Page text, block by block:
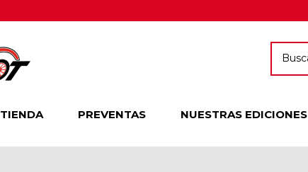
TIENDA PREVENTAS NUESTRAS EDICIONES